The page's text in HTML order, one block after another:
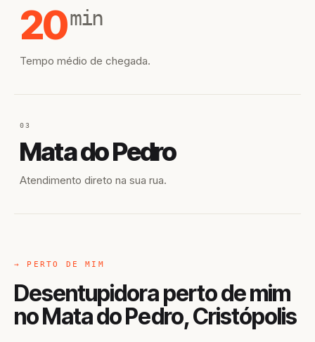
20min
Tempo médio de chegada.
03
Mata do Pedro
Atendimento direto na sua rua.
→ PERTO DE MIM
Desentupidora perto de mim
no Mata do Pedro, Cristópolis